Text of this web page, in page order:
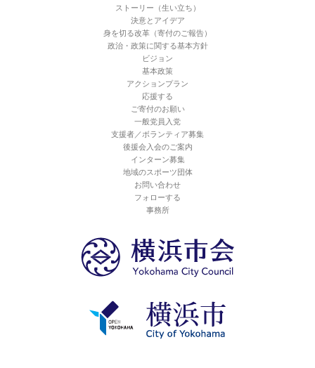
ストーリー（生い立ち）
決意とアイデア
身を切る改革（寄付のご報告）
政治・政策に関する基本方針
ビジョン
基本政策
アクションプラン
応援する
ご寄付のお願い
一般党員入党
支援者／ボランティア募集
後援会入会のご案内
インターン募集
地域のスポーツ団体
お問い合わせ
フォローする
事務所